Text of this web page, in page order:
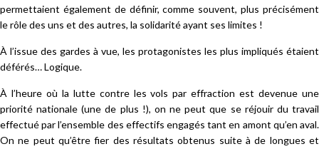
permettaient également de définir, comme souvent, plus précisément
le rôle des uns et des autres, la solidarité ayant ses limites !
À l’issue des gardes à vue, les protagonistes les plus impliqués étaient
déférés… Logique.
À l’heure où la lutte contre les vols par effraction est devenue une
priorité nationale (une de plus !), on ne peut que se réjouir du travail
effectué par l’ensemble des effectifs engagés tant en amont qu’en aval.
On ne peut qu’être fier des résultats obtenus suite à de longues et